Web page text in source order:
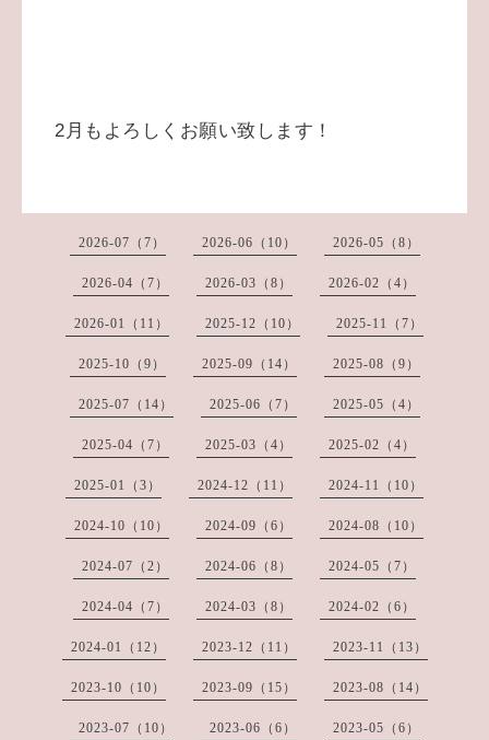
2月もよろしくお願い致します！
2026-07（7） 2026-06（10） 2026-05（8）
2026-04（7） 2026-03（8） 2026-02（4）
2026-01（11） 2025-12（10） 2025-11（7）
2025-10（9） 2025-09（14） 2025-08（9）
2025-07（14） 2025-06（7） 2025-05（4）
2025-04（7） 2025-03（4） 2025-02（4）
2025-01（3） 2024-12（11） 2024-11（10）
2024-10（10） 2024-09（6） 2024-08（10）
2024-07（2） 2024-06（8） 2024-05（7）
2024-04（7） 2024-03（8） 2024-02（6）
2024-01（12） 2023-12（11） 2023-11（13）
2023-10（10） 2023-09（15） 2023-08（14）
2023-07（10） 2023-06（6） 2023-05（6）